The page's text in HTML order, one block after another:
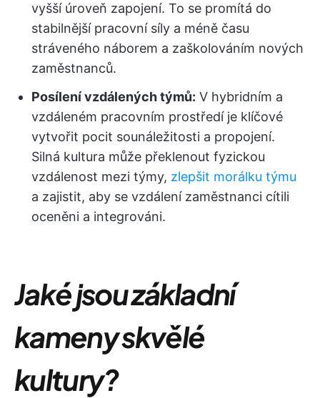
vyšší úroveň zapojení. To se promítá do
stabilnější pracovní síly a méně času
stráveného náborem a zaškolováním nových
zaměstnanců.
Posílení vzdálených týmů: V hybridním a
vzdáleném pracovním prostředí je klíčové
vytvořit pocit sounáležitosti a propojení.
Silná kultura může překlenout fyzickou
vzdálenost mezi týmy, zlepšit morálku týmu
a zajistit, aby se vzdálení zaměstnanci cítili
oceněni a integrováni.
Jaké jsou základní
kameny skvělé
kultury?